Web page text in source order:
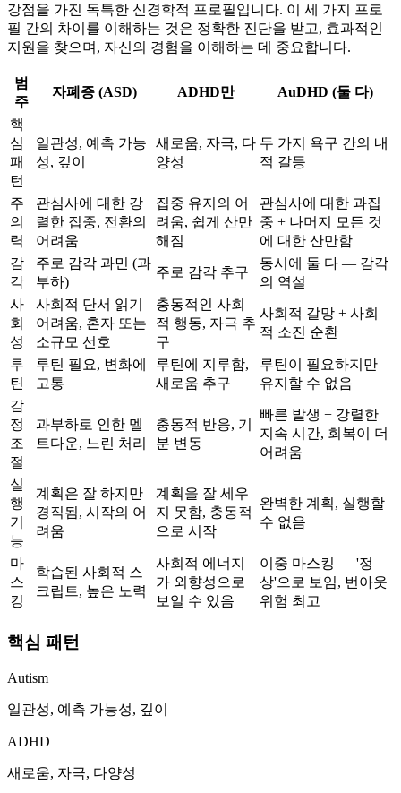
강점을 가진 독특한 신경학적 프로필입니다. 이 세 가지 프로
필 간의 차이를 이해하는 것은 정확한 진단을 받고, 효과적인
지원을 찾으며, 자신의 경험을 이해하는 데 중요합니다.
범
주
자폐증 (ASD) ADHD만 AuDHD (둘 다)
핵
심
패
턴
일관성, 예측 가능
성, 깊이
새로움, 자극, 다
양성
두 가지 욕구 간의 내
적 갈등
주
의
력
관심사에 대한 강
렬한 집중, 전환의
어려움
집중 유지의 어
려움, 쉽게 산만
해짐
관심사에 대한 과집
중 + 나머지 모든 것
에 대한 산만함
감
각
주로 감각 과민 (과
부하)
주로 감각 추구
동시에 둘 다 — 감각
의 역설
사
회
성
사회적 단서 읽기
어려움, 혼자 또는
소규모 선호
충동적인 사회
적 행동, 자극 추
구
사회적 갈망 + 사회
적 소진 순환
루
틴
루틴 필요, 변화에
고통
루틴에 지루함,
새로움 추구
루틴이 필요하지만
유지할 수 없음
감
정
조
절
과부하로 인한 멜
트다운, 느린 처리
충동적 반응, 기
분 변동
빠른 발생 + 강렬한
지속 시간, 회복이 더
어려움
실
행
기
능
계획은 잘 하지만
경직됨, 시작의 어
려움
계획을 잘 세우
지 못함, 충동적
으로 시작
완벽한 계획, 실행할
수 없음
마
스
킹
학습된 사회적 스
크립트, 높은 노력
사회적 에너지
가 외향성으로
보일 수 있음
이중 마스킹 — '정
상'으로 보임, 번아웃
위험 최고
핵심 패턴
Autism
일관성, 예측 가능성, 깊이
ADHD
새로움, 자극, 다양성